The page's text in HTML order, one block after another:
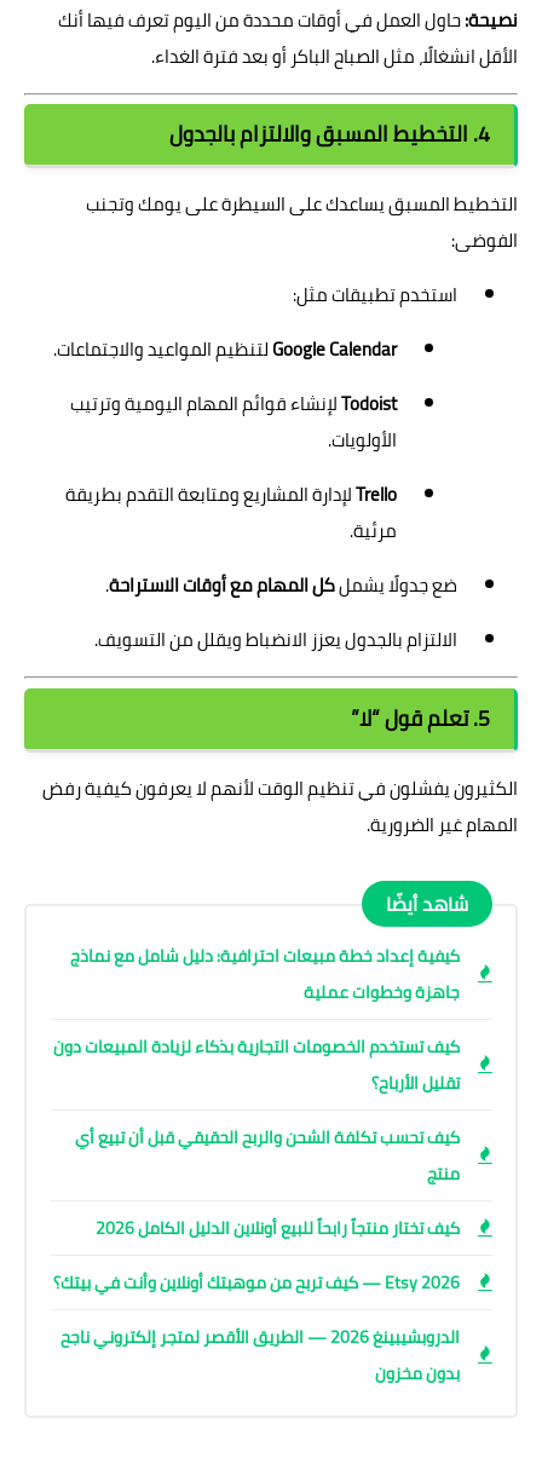
نصيحة:حاول العمل في أوقات محددة من اليوم تعرف فيها أنك
الأقل انشغالًا، مثل الصباح الباكر أو بعد فترة الغداء.
4. التخطيط المسبق والالتزام بالجدول
التخطيط المسبق يساعدك على السيطرة على يومك وتجنب
الفوضى:
استخدم تطبيقات مثل:
Google Calendarلتنظيم المواعيد والاجتماعات.
Todoistلإنشاء قوائم المهام اليومية وترتيب
الأولويات.
Trelloلإدارة المشاريع ومتابعة التقدم بطريقة
مرئية.
ضع جدولًا يشملكل المهام مع أوقات الاستراحة.
الالتزام بالجدول يعزز الانضباط ويقلل من التسويف.
5. تعلم قول “لا”
الكثيرون يفشلون في تنظيم الوقت لأنهم لا يعرفون كيفية رفض
المهام غير الضرورية.
شاهد أيضًا
كيفية إعداد خطة مبيعات احترافية: دليل شامل مع نماذج
جاهزة وخطوات عملية
كيف تستخدم الخصومات التجارية بذكاء لزيادة المبيعات دون
تقليل الأرباح؟
كيف تحسب تكلفة الشحن والربح الحقيقي قبل أن تبيع أي
منتج
كيف تختار منتجاً رابحاً للبيع أونلاين الدليل الكامل 2026
Etsy 2026 — كيف تربح من موهبتك أونلاين وأنت في بيتك؟
الدروبشيبينغ 2026 — الطريق الأقصر لمتجر إلكتروني ناجح
بدون مخزون